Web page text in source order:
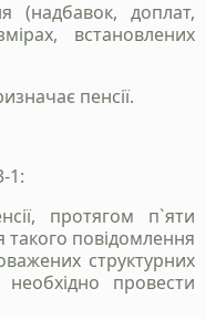
(надбавок, доплат,
встановлених
пенсії.
1:
протягом п`яти
такого повідомлення
структурних
необхідно провести